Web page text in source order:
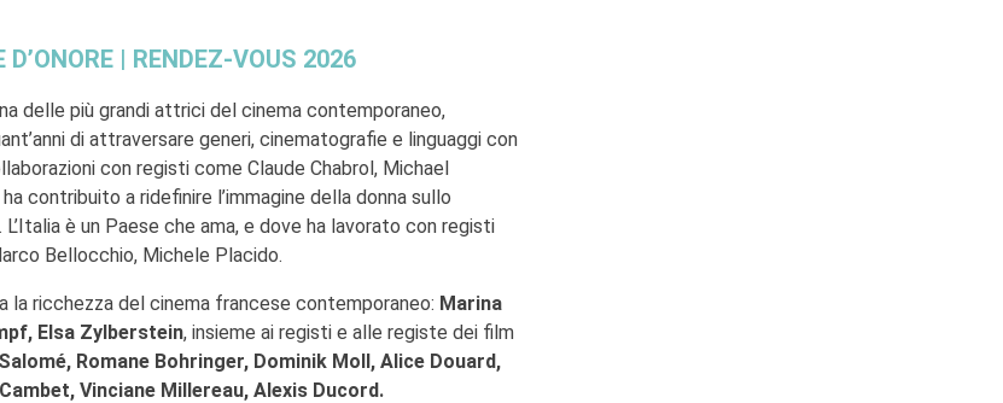
| RENDEZ-VOUS 2026
delle più grandi attrici del cinema contemporaneo,
di attraversare generi, cinematografie e linguaggi con
con registi come Claude Chabrol, Michael
contribuito a ridefinire l’immagine della donna sullo
è un Paese che ama, e dove ha lavorato con registi
Bellocchio, Michele Placido.
la ricchezza del cinema francese contemporaneo: Marina
Elsa Zylberstein, insieme ai registi e alle registe dei film
Romane Bohringer, Dominik Moll, Alice Douard,
Vinciane Millereau, Alexis Ducord.